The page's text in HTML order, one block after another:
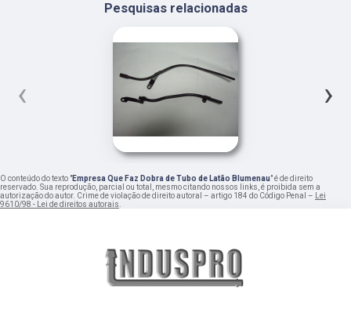
Pesquisas relacionadas
‹ ›
O conteúdo do texto "Empresa Que Faz Dobra de Tubo de Latão Blumenau" é de direito
reservado. Sua reprodução, parcial ou total, mesmo citando nossos links, é proibida sem a
autorização do autor. Crime de violação de direito autoral – artigo 184 do Código Penal – Lei
9610/98 - Lei de direitos autorais.